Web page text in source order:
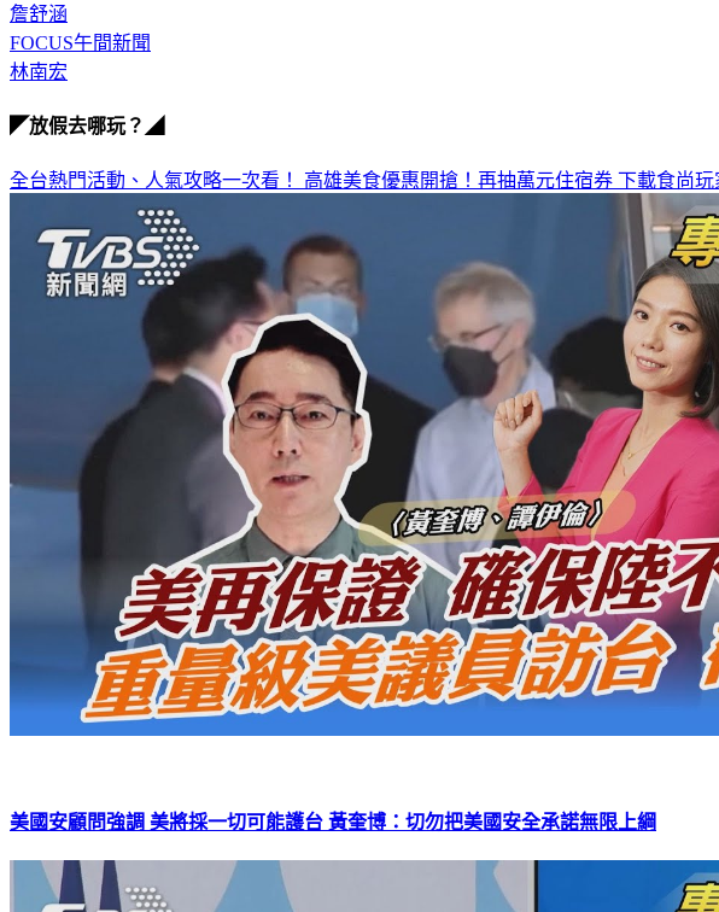
詹舒涵
FOCUS午間新聞
林南宏
◤放假去哪玩？◢
全台熱門活動、人氣攻略一次看！ 高雄美食優惠開搶！再抽萬元住宿券 下載食尚玩
美國安顧問強調 美將採一切可能護台 黃奎博：切勿把美國安全承諾無限上綱